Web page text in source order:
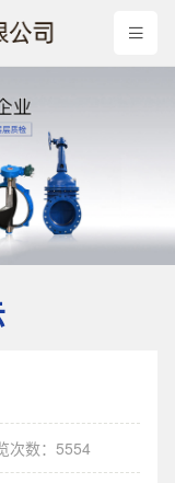
次数：5554